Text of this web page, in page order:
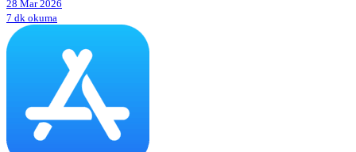
28 Mar 2026
7 dk okuma